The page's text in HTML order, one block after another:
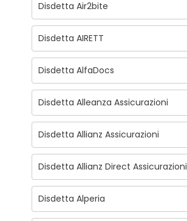
Disdetta Air2bite
Disdetta AIRETT
Disdetta AlfaDocs
Disdetta Alleanza Assicurazioni
Disdetta Allianz Assicurazioni
Disdetta Allianz Direct Assicurazioni
Disdetta Alperia